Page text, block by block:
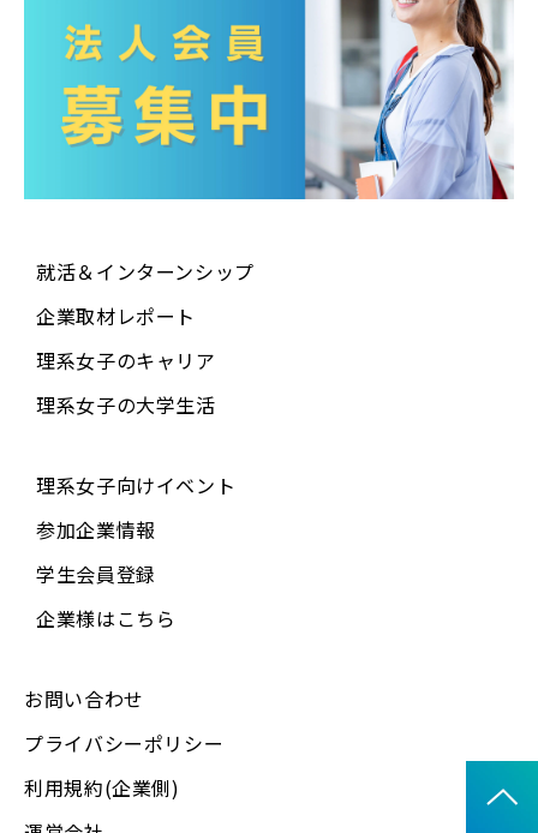
就活＆インターンシップ
企業取材レポート
理系女子のキャリア
理系女子の大学生活
理系女子向けイベント
参加企業情報
学生会員登録
企業様はこちら
お問い合わせ
プライバシーポリシー
利用規約(企業側)